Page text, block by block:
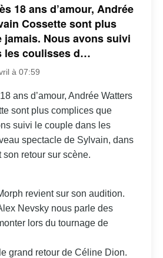
18 ans d’amour, Andrée
Cossette sont plus
jamais. Nous avons suivi
les coulisses d…
à 07:59
ans d’amour, Andrée Watters
sont plus complices que
suivi le couple dans les
spectacle de Sylvain, dans
son retour sur scène.
revient sur son audition.
Nevsky nous parle des
lors du tournage de
grand retour de Céline Dion.